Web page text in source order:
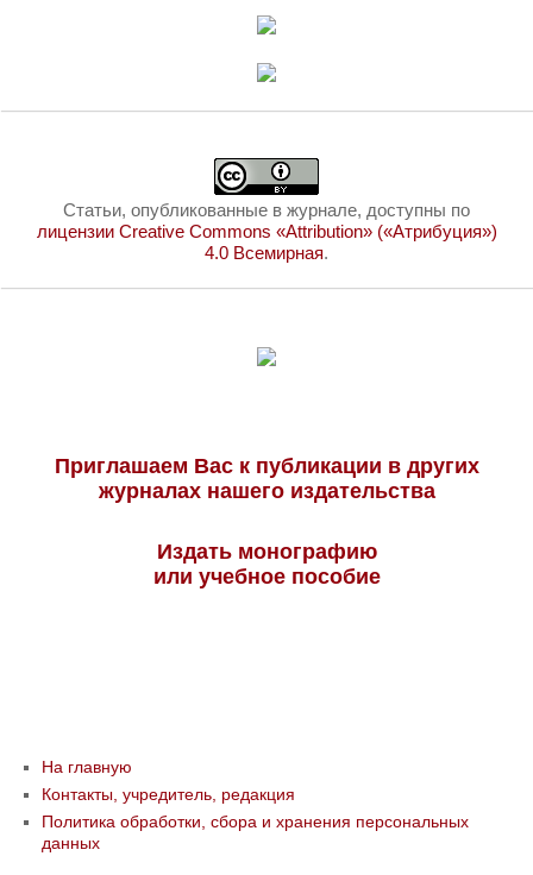
Статьи, опубликованные в журнале, доступны по
лицензии Creative Commons «Attribution» («Атрибуция»)
4.0 Всемирная.
Приглашаем Вас к публикации в других
журналах нашего издательства
Издать монографию
или учебное пособие
На главную
Контакты, учредитель, редакция
Политика обработки, сбора и хранения персональных
данных